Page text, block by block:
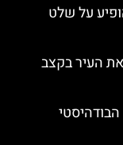
על שלט
את העיר בקצב